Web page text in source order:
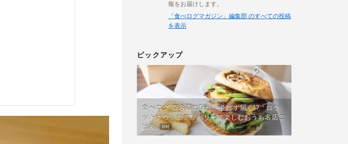
報をお届けします。
「食べログマガジン」編集部 のすべての投稿
を表示
ピックアップ
食べログ 百名店の味が、並ばず届く!?「ロケ
ットナウ」のデリバリーで楽しむおうち名店ご
はん
PR